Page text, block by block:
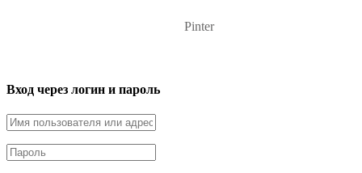
Pinter
Вход через логин и пароль